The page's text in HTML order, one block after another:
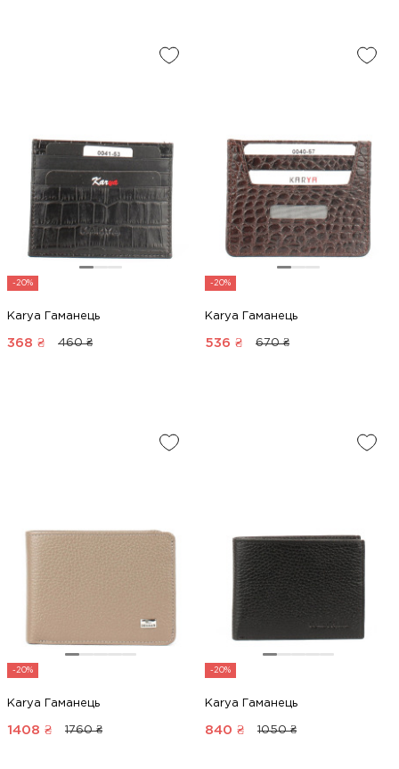
-20%
Karya Гаманець
368 ₴ 460 ₴
-20%
Karya Гаманець
536 ₴ 670 ₴
-20%
Karya Гаманець
1408 ₴ 1760 ₴
-20%
Karya Гаманець
840 ₴ 1050 ₴